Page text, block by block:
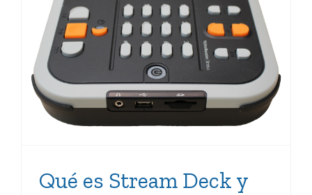
Qué es Stream Deck y para
qué sirve
Qué es Stream Deck y